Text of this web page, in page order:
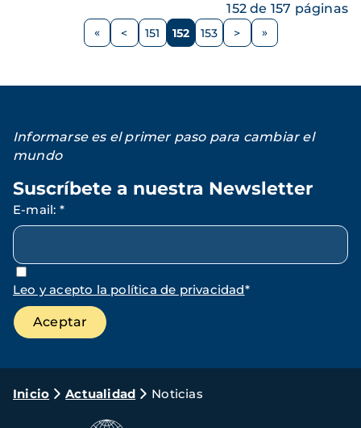
Paginación
Página
< Página
151 Página
152 Página
153
Siguiente
>
152 de 157 páginas
Informarse es el primer paso para cambiar el
mundo
Suscríbete a nuestra Newsletter
E-mail: *
Leo y acepto la política de privacidad*
Ruta
Inicio Actualidad Noticias